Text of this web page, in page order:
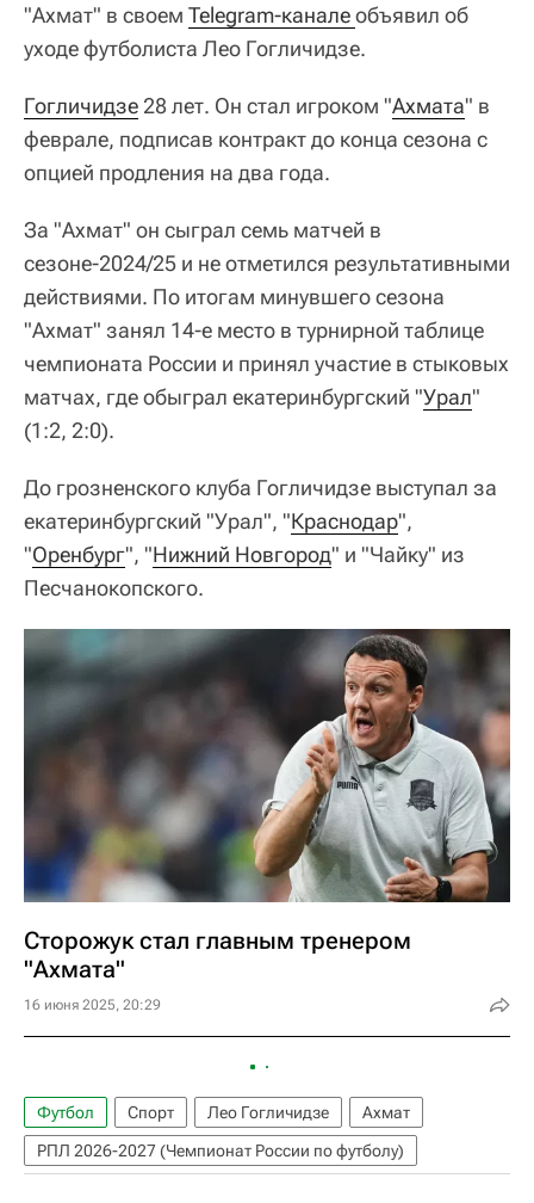
"Ахмат" в своем Telegram-канале объявил об
уходе футболиста Лео Гогличидзе.
Гогличидзе 28 лет. Он стал игроком "Ахмата" в
феврале, подписав контракт до конца сезона с
опцией продления на два года.
За "Ахмат" он сыграл семь матчей в
сезоне-2024/25 и не отметился результативными
действиями. По итогам минувшего сезона
"Ахмат" занял 14-е место в турнирной таблице
чемпионата России и принял участие в стыковых
матчах, где обыграл екатеринбургский "Урал"
(1:2, 2:0).
До грозненского клуба Гогличидзе выступал за
екатеринбургский "Урал", "Краснодар",
"Оренбург", "Нижний Новгород" и "Чайку" из
Песчанокопского.
Сторожук стал главным тренером
"Ахмата"
16 июня 2025, 20:29
Футбол Спорт Лео Гогличидзе
Ахмат
РПЛ 2026-2027 (Чемпионат России по футболу)